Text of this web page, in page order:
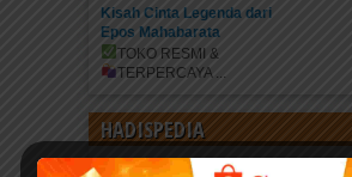
Kisah Cinta Legenda dari
Epos Mahabarata
TOKO RESMI &
TERPERCAYA ...
HADISPEDIA
Kisah Hadits